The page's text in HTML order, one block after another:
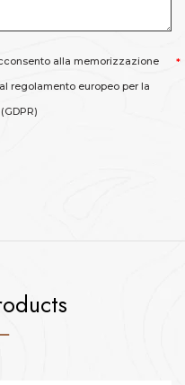
alla memorizzazione
regolamento europeo per la